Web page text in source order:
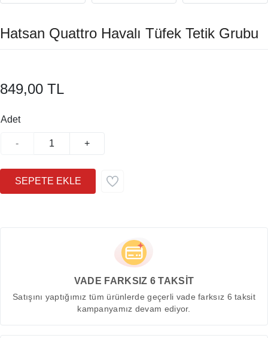
Hatsan Quattro Havalı Tüfek Tetik Grubu
849,00 TL
Adet
- +
VADE FARKSIZ 6 TAKSİT
Satışını yaptığımız tüm ürünlerde geçerli vade farksız 6 taksit
kampanyamız devam ediyor.